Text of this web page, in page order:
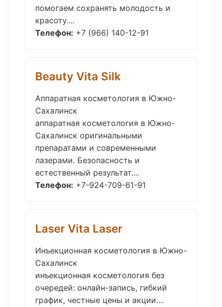
помогаем сохранять молодость и
красоту....
Телефон: +7 (966) 140-12-91
Beauty Vita Silk
Аппаратная косметология в Южно-
Сахалинск
аппаратная косметология в Южно-
Сахалинск оригинальными
препаратами и современными
лазерами. Безопасность и
естественный результат....
Телефон: +7-924-709-61-91
Laser Vita Laser
Инъекционная косметология в Южно-
Сахалинск
инъекционная косметология без
очередей: онлайн-запись, гибкий
график, честные цены и акции....